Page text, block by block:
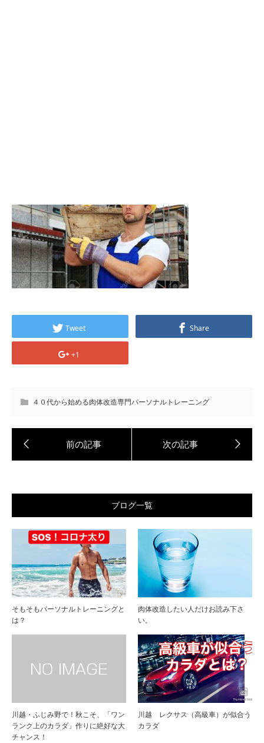
Tweet Share
+1
４０代から始める肉体改造専門パーソナルトレーニング
ブログ一覧
そもそもパーソナルトレーニングと
は？
肉体改造したい人だけお読み下さ
い。
川越・ふじみ野で！秋こそ、「ワン
ランク上のカラダ」作りに絶好な大
チャンス！
川越 レクサス（高級車）が似合う
カラダ